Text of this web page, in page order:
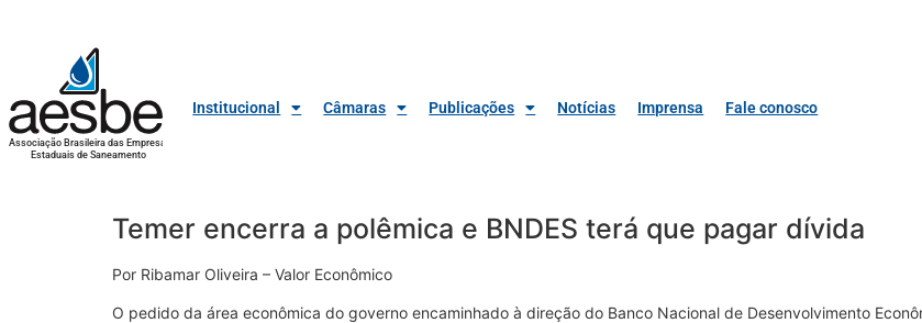
Associação Brasileira das Empresas
Estaduais de Saneamento
Institucional Câmaras Publicações Notícias Imprensa Fale conosco
Temer encerra a polêmica e BNDES terá que pagar dívida
Por Ribamar Oliveira – Valor Econômico
O pedido da área econômica do governo encaminhado à direção do Banco Nacional de Desenvolvimento